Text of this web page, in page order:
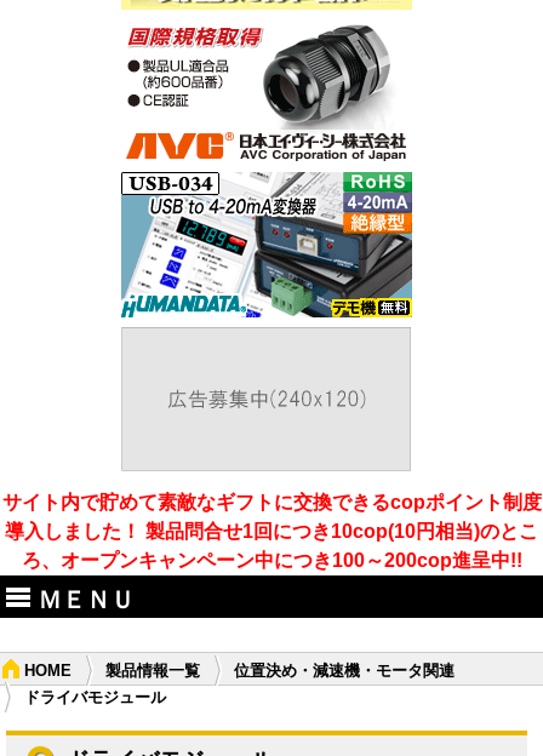
サイト内で貯めて素敵なギフトに交換できるcopポイント制度
導入しました！ 製品問合せ1回につき10cop(10円相当)のとこ
ろ、オープンキャンペーン中につき100～200cop進呈中!!
ＭＥＮＵ
HOME 製品情報一覧
位置決め・減速機・モータ関連
ドライバモジュール